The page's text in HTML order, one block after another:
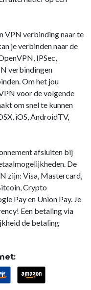
VPN verbinding naar te
je verbinden naar de
IPSec,
verbindingen
Om het jou
voor de volgende
om snel te kunnen
iOS, AndroidTV,
afsluiten bij
De
zijn: Visa, Mastercard,
Crypto
Pay en Union Pay. Je
Een betaling via
de betaling